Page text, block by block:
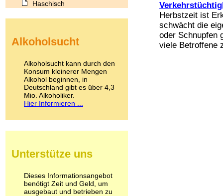
Herbstzeit ist
schwächt die
oder Schnupfen
viele Betroffene
Haschisch
Kokain
LSD
Marihuana
Medikamente
Meskalin
Metamphetamin
Methadon
Pilze
Psychopharmaka
Schlafmittel
Schmerzmittel
Alkoholsucht
Alkoholsucht kann durch den
Konsum kleinerer Mengen
Alkohol beginnen, in
Deutschland gibt es über 4,3
Mio. Alkoholiker.
Hier Informieren ...
Unterstütze uns
Dieses Informationsangebot
benötigt Zeit und Geld, um
ausgebaut und betrieben zu